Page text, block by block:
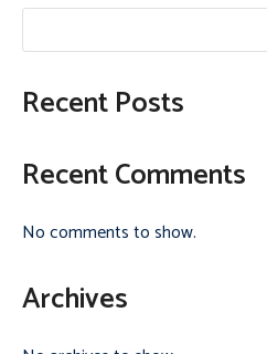
Recent Posts
Recent Comments
No comments to show.
Archives